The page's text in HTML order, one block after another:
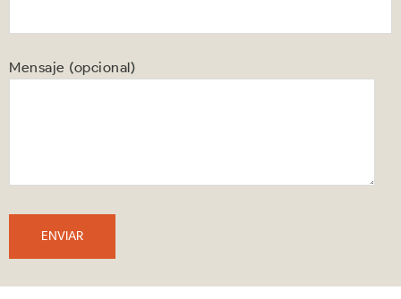
Mensaje (opcional)